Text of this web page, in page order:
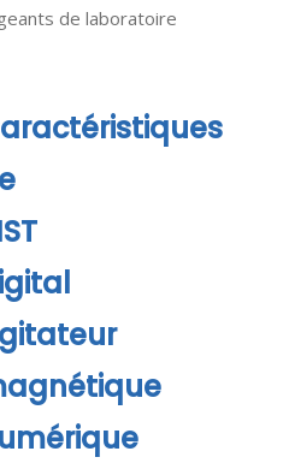
de laboratoire